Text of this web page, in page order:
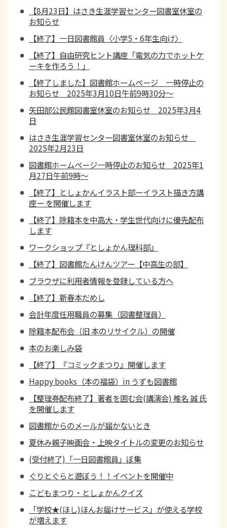
【8月23日】はさき生涯学習センター図書室休室の
お知らせ
【終了】一日図書館員〈小学5・6年生向け〉
【終了】自由研究ヒント講座「電気の力でホットケ
ーキを作ろう！」
【終了しました】図書館ホームページ 一時停止の
お知らせ 2025年3月10日午前9時30分～
矢田部公民館図書室休室のお知らせ 2025年3月4
日
はさき生涯学習センター図書室休室のお知らせ
2025年2月23日
図書館ホームページ一時停止のお知らせ 2025年1
月27日午前9時～
【終了】としょかんイラスト部ーイラスト描き方講
座ー を開催します
【終了】除籍本を中高大・学生世代向けに優先配布
します
ワークショップ『としょかん理科部』
【終了】図書館たんけんツアー【中高生の部】
ブラウザに利用者情報を登録している方へ
【終了】新春本だめし
会計年度任用職員の募集（図書整理員）
除籍本配布会（旧 本のリサイクル）の開催
本のお楽しみ袋
【終了】『コミックまつり』開催します
Happy books（本の福袋）in うずも図書館
【整理券配布終了】著者を囲む会(講演会) 椎名 誠 氏
を開催します
図書館からのメールが届かないとき
夏休み親子映画会・上映タイトルの変更のお知らせ
(受付終了)「一日図書館員」ぼ集
ぐりとぐらと遊ぼう！！イベントを開催中
こどもまつり・としょかんクイズ
「学校★(ほし)ほんお届けサービス」が使える学校
が増えます